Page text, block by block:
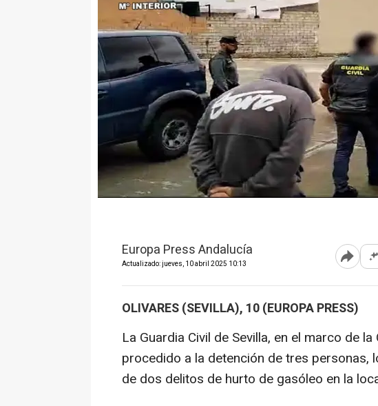
Europa Press Andalucía
Actualizado: jueves, 10 abril 2025 10:13 Abrir
OLIVARES (SEVILLA), 10 (EUROPA PRESS)
La Guardia Civil de Sevilla, en el marco de
procedido a la detención de tres personas,
de dos delitos de hurto de gasóleo en la